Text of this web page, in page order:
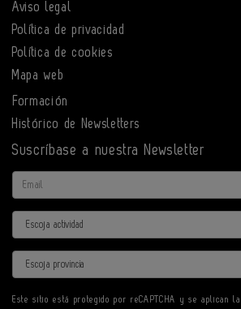
Aviso legal
Política de privacidad
Política de cookies
Mapa web
Formación
Histórico de Newsletters
Suscríbase a nuestra Newsletter
Email
Actividad
Provincia
Este sitio está protegido por reCAPTCHA y se aplican la